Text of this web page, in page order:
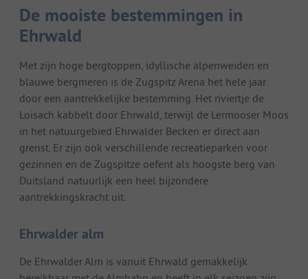
De mooiste bestemmingen in
Ehrwald
Met zijn hoge bergtoppen, idyllische alpenweiden en
blauwe bergmeren is de Zugspitz Arena het hele jaar
door een aantrekkelijke bestemming. Het riviertje de
Loisach kabbelt door Ehrwald, terwijl de Lermooser Moos
in het natuurgebied Ehrwalder Becken er direct aan
grenst. Er zijn ook verschillende recreatieparken voor
gezinnen en de Zugspitze oefent als hoogste berg van
Duitsland natuurlijk een heel bijzondere
aantrekkingskracht uit.
Ehrwalder alm
De Ehrwalder Alm is vanuit Ehrwald gemakkelijk